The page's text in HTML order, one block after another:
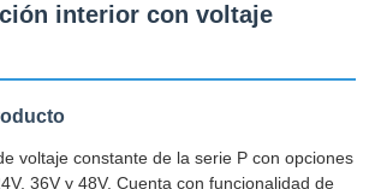
interior con voltaje
voltaje constante de la serie P con opciones
36V y 48V. Cuenta con funcionalidad de